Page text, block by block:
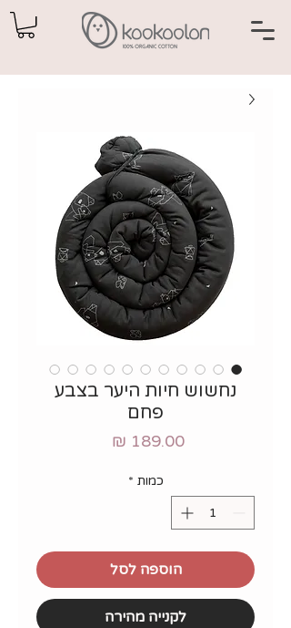
נחשוש חיות היער בצבע
פחם
‏189.00 ‏₪
כמות *
הוספה לסל
לקנייה מהירה